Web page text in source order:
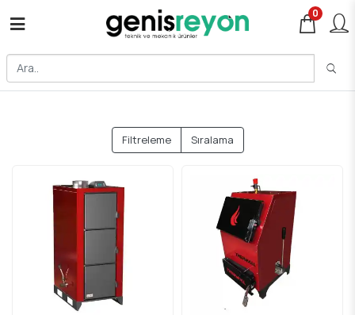
0
Filtreleme Sıralama